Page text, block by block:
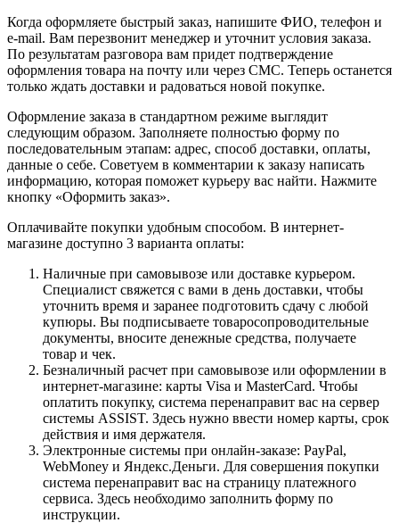
Когда оформляете быстрый заказ, напишите ФИО, телефон и
e-mail. Вам перезвонит менеджер и уточнит условия заказа.
По результатам разговора вам придет подтверждение
оформления товара на почту или через СМС. Теперь останется
только ждать доставки и радоваться новой покупке.
Оформление заказа в стандартном режиме выглядит
следующим образом. Заполняете полностью форму по
последовательным этапам: адрес, способ доставки, оплаты,
данные о себе. Советуем в комментарии к заказу написать
информацию, которая поможет курьеру вас найти. Нажмите
кнопку «Оформить заказ».
Оплачивайте покупки удобным способом. В интернет-
магазине доступно 3 варианта оплаты:
Наличные при самовывозе или доставке курьером.
Специалист свяжется с вами в день доставки, чтобы
уточнить время и заранее подготовить сдачу с любой
купюры. Вы подписываете товаросопроводительные
документы, вносите денежные средства, получаете
товар и чек.
Безналичный расчет при самовывозе или оформлении в
интернет-магазине: карты Visa и MasterCard. Чтобы
оплатить покупку, система перенаправит вас на сервер
системы ASSIST. Здесь нужно ввести номер карты, срок
действия и имя держателя.
Электронные системы при онлайн-заказе: PayPal,
WebMoney и Яндекс.Деньги. Для совершения покупки
система перенаправит вас на страницу платежного
сервиса. Здесь необходимо заполнить форму по
инструкции.